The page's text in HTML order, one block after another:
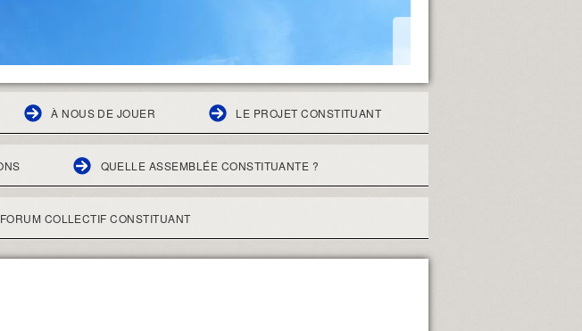
À NOUS DE JOUER LE PROJET CONSTITUANT
QUELLE ASSEMBLÉE CONSTITUANTE ?
FORUM COLLECTIF CONSTITUANT